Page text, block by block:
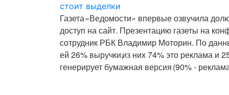
Газета«Ведомости» впервые озвучила
доступ на сайт. Презентацию газеты на
сотрудник РБК Владимир Моторин. По
ей 26% выручки,из них 74% это реклама и
генерирует бумажная версия(90% -